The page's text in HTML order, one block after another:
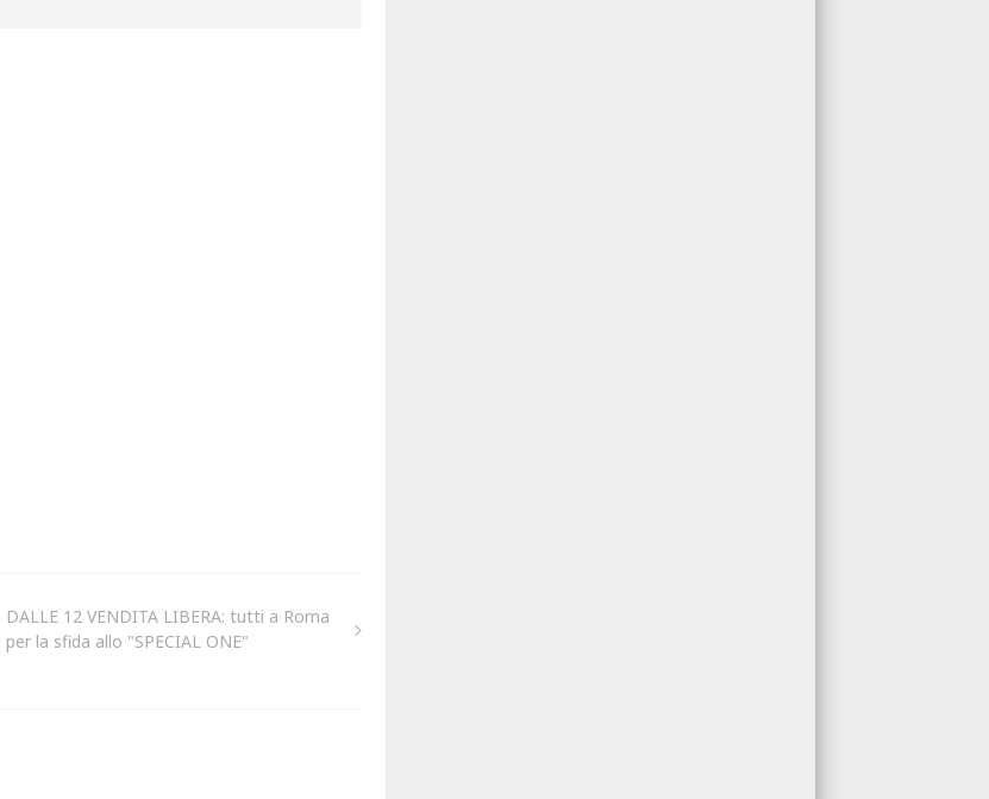
DALLE 12 VENDITA LIBERA: tutti a Roma
per la sfida allo "SPECIAL ONE"